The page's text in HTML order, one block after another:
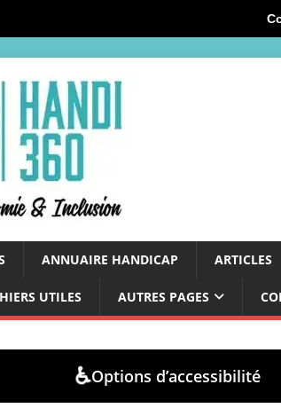
ANNUAIRE HANDICAP ARTICLES
UTILES AUTRES PAGES
♿Options d’accessibilité